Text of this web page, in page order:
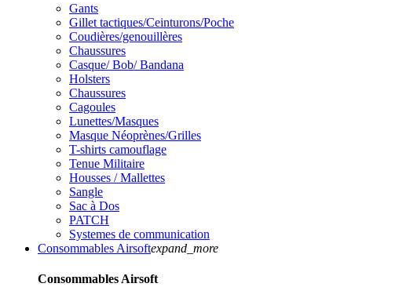
Gants
Gillet tactiques/Ceinturons/Poche
Coudières/genouillères
Chaussures
Casque/ Bob/ Bandana
Holsters
Chaussures
Cagoules
Lunettes/Masques
Masque Néoprènes/Grilles
T-shirts camouflage
Tenue Militaire
Housses / Mallettes
Sangle
Sac à Dos
PATCH
Systemes de communication
Consommables Airsoftexpand_more
Consommables Airsoft